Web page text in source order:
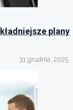
plany
31 grudnia, 2025